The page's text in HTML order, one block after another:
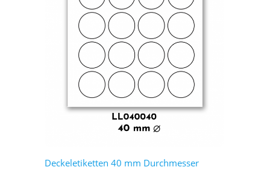
Deckeletiketten 40 mm Durchmesser